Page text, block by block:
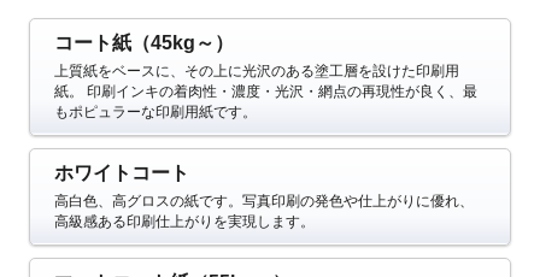
コート紙（45kg～）
上質紙をベースに、その上に光沢のある塗工層を設けた印刷用
紙。 印刷インキの着肉性・濃度・光沢・網点の再現性が良く、最
もポピュラーな印刷用紙です。
ホワイトコート
高白色、高グロスの紙です。写真印刷の発色や仕上がりに優れ、
高級感ある印刷仕上がりを実現します。